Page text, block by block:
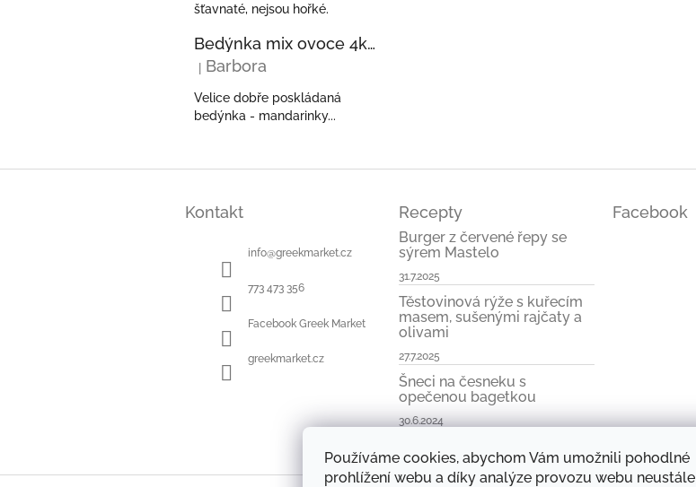
Používáme cookies, abychom Vám umožnili pohodlné
prohlížení webu a díky analýze provozu webu neustále
šťavnaté, nejsou hořké.
Bedýnka mix ovoce 4kg - pomeranče, mandarinky, kiwi, avokáda z Řecka
Hodnocení produktu je 5 z 5 hvězdiček.
| Barbora
Velice dobře poskládaná
bedýnka - mandarinky...
Kontakt
info@greekmarket.cz
773 473 356
Facebook Greek Market
greekmarket.cz
Recepty
Burger z červené řepy se
sýrem Mastelo
31.7.2025
Těstovinová rýže s kuřecím
masem, sušenými rajčaty a
olivami
27.7.2025
Šneci na česneku s
opečenou bagetkou
30.6.2024
Facebook